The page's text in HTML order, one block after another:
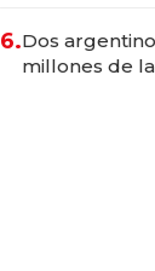
en
6.Dos
millones de